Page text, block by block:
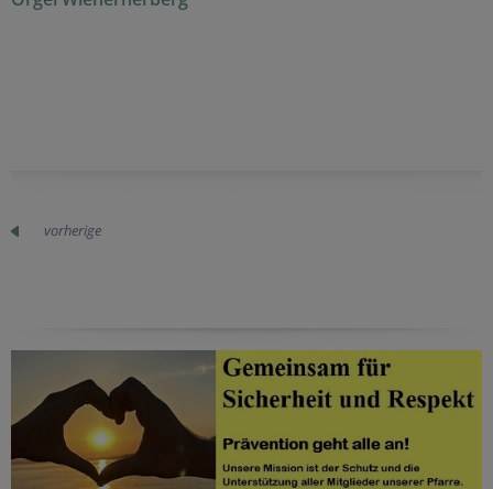
vorherige